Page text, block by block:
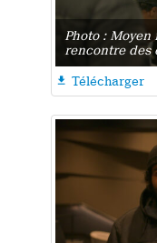
Photo :
rencontre des
 Télécharger